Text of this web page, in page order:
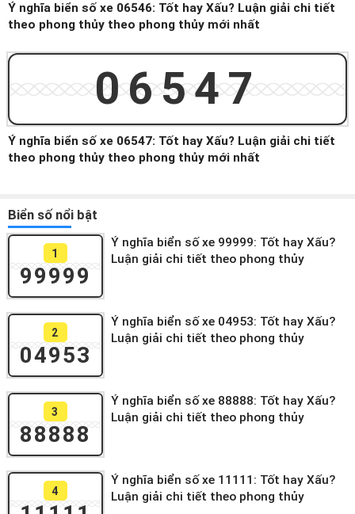
Ý nghĩa biển số xe 06546: Tốt hay Xấu? Luận giải chi tiết
theo phong thủy theo phong thủy mới nhất
06547
Ý nghĩa biển số xe 06547: Tốt hay Xấu? Luận giải chi tiết
theo phong thủy theo phong thủy mới nhất
Biển số nổi bật
1
99999
Ý nghĩa biển số xe 99999: Tốt hay Xấu?
Luận giải chi tiết theo phong thủy
2
04953
Ý nghĩa biển số xe 04953: Tốt hay Xấu?
Luận giải chi tiết theo phong thủy
3
88888
Ý nghĩa biển số xe 88888: Tốt hay Xấu?
Luận giải chi tiết theo phong thủy
4
Ý nghĩa biển số xe 11111: Tốt hay Xấu?
Luận giải chi tiết theo phong thủy